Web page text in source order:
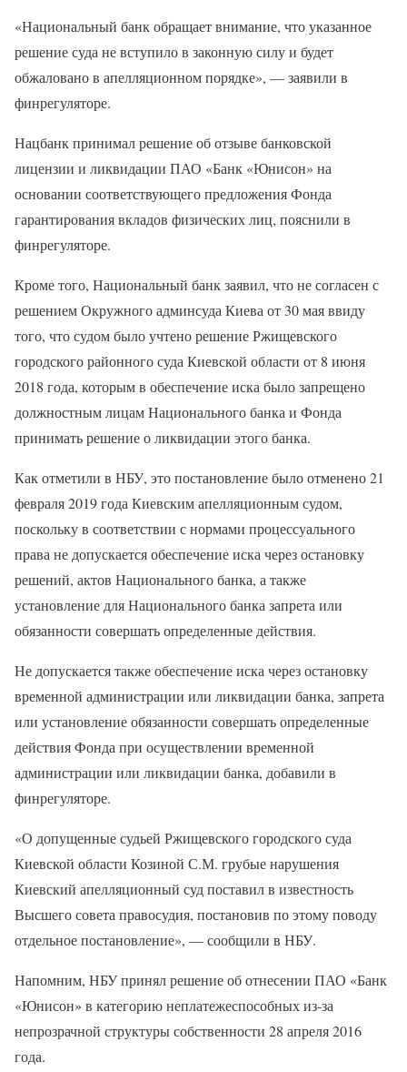
«Национальный банк обращает внимание, что указанное
решение суда не вступило в законную силу и будет
обжаловано в апелляционном порядке», — заявили в
финрегуляторе.
Нацбанк принимал решение об отзыве банковской
лицензии и ликвидации ПАО «Банк «Юнисон» на
основании соответствующего предложения Фонда
гарантирования вкладов физических лиц, пояснили в
финрегуляторе.
Кроме того, Национальный банк заявил, что не согласен с
решением Окружного админсуда Киева от 30 мая ввиду
того, что судом было учтено решение Ржищевского
городского районного суда Киевской области от 8 июня
2018 года, которым в обеспечение иска было запрещено
должностным лицам Национального банка и Фонда
принимать решение о ликвидации этого банка.
Как отметили в НБУ, это постановление было отменено 21
февраля 2019 года Киевским апелляционным судом,
поскольку в соответствии с нормами процессуального
права не допускается обеспечение иска через остановку
решений, актов Национального банка, а также
установление для Национального банка запрета или
обязанности совершать определенные действия.
Не допускается также обеспечение иска через остановку
временной администрации или ликвидации банка, запрета
или установление обязанности совершать определенные
действия Фонда при осуществлении временной
администрации или ликвидации банка, добавили в
финрегуляторе.
«О допущенные судьей Ржищевского городского суда
Киевской области Козиной С.М. грубые нарушения
Киевский апелляционный суд поставил в известность
Высшего совета правосудия, постановив по этому поводу
отдельное постановление», — сообщили в НБУ.
Напомним, НБУ принял решение об отнесении ПАО «Банк
«Юнисон» в категорию неплатежеспособных из-за
непрозрачной структуры собственности 28 апреля 2016
года.